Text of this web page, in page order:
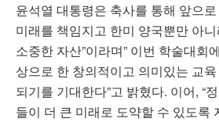
윤석열 대통령은 축사를 통해 앞으
미래를 책임지고 한미 양국뿐만 아
소중한 자산”이라며” 이번 학술대회
상으로 한 창의적이고 의미있는 교
되기를 기대한다”고 밝혔다. 이어, “
들이 더 큰 미래로 도약할 수 있도록